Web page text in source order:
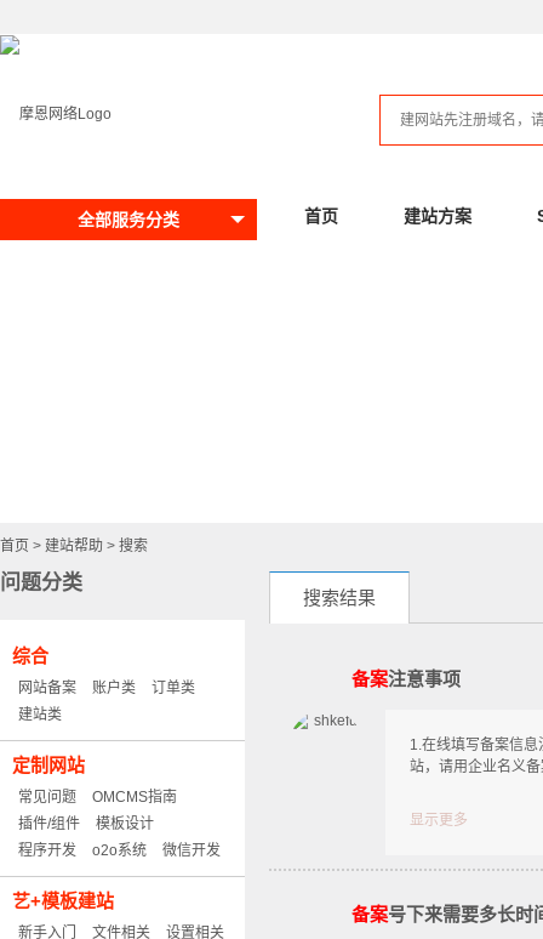
全部服务分类 首页 建站方案
首页 > 建站帮助 > 搜索
问题分类
综合
网站备案 账户类
订单类
建站类
定制网站
常见问题
OMCMS指南
插件/组件
模板设计
程序开发
o2o系统 微信开发
艺+模板建站
新手入门 文件相关
设置相关
搜索结果
备案注意事项
1.在线填写备案信
站，请用企业名义
显示更多
备案号下来需要多长时